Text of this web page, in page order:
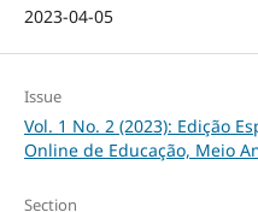
2023-04-05
Issue
Vol. 1 No. 2 (2023): Edição
Online de Educação, Meio
Section